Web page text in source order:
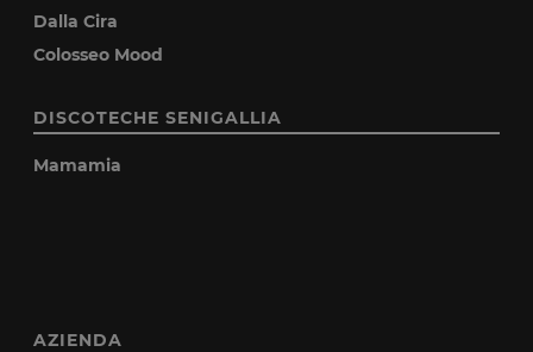
Dalla Cira
Colosseo Mood
DISCOTECHE SENIGALLIA
Mamamia
AZIENDA